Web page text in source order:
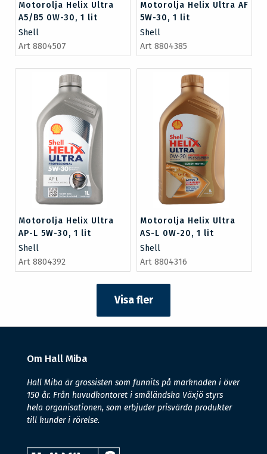
Motorolja Helix Ultra
A5/B5 0W-30, 1 lit
Shell
Art 8804507
Motorolja Helix Ultra AF
5W-30, 1 lit
Shell
Art 8804385
Motorolja Helix Ultra
AP-L 5W-30, 1 lit
Shell
Art 8804392
Motorolja Helix Ultra
AS-L 0W-20, 1 lit
Shell
Art 8804316
Visa fler
Om Hall Miba
Hall Miba är grossisten som funnits på marknaden i över
150 år. Från huvudkontoret i småländska Växjö styrs
hela organisationen, som erbjuder prisvärda produkter
till kunder i rörelse.